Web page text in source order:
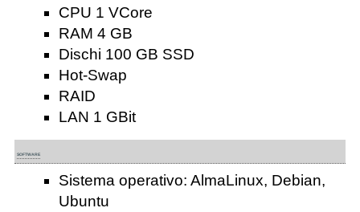
CPU 1 VCore
RAM 4 GB
Dischi 100 GB SSD
Hot-Swap
RAID
LAN 1 GBit
SOFTWARE
Sistema operativo: AlmaLinux, Debian,
Ubuntu